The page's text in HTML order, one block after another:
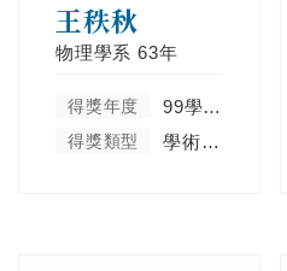
王秩秋
物理學系 63年
得獎年度 99學年度
得獎類型 學術卓越類